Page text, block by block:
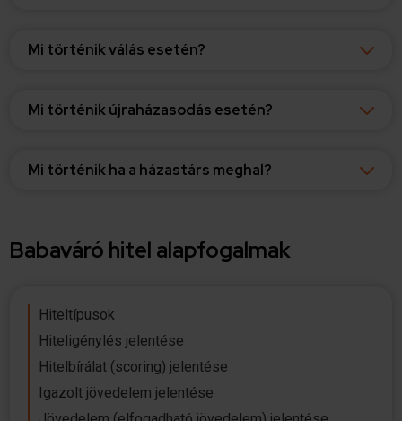
Mi történik válás esetén?
Mi történik újraházasodás esetén?
Mi történik ha a házastárs meghal?
Babaváró hitel alapfogalmak
Hiteltípusok
Hiteligénylés jelentése
Hitelbírálat (scoring) jelentése
Igazolt jövedelem jelentése